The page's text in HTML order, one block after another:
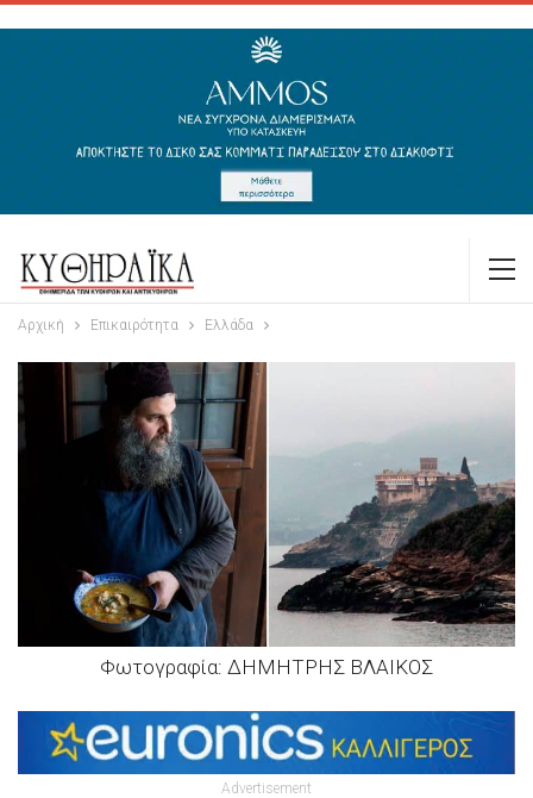
Αρχική Επικαιρότητα Ελλάδα
Φωτογραφία: ΔΗΜΗΤΡΗΣ ΒΛΑΙΚΟΣ
Advertisement